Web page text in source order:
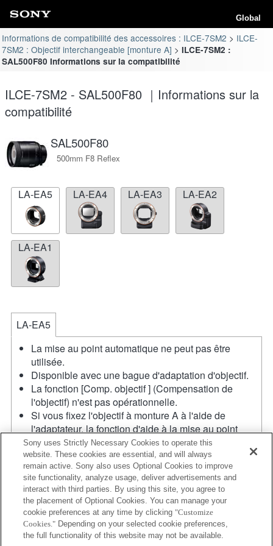
Global
Informations de compatibilité des accessoires : ILCE-7SM2
ILCE-
7SM2 : Objectif interchangeable [monture A]
ILCE-7SM2 :
SAL500F80 Informations sur la compatibilité
ILCE-7SM2 - SAL500F80 ｜Informations sur la
compatibilité
SAL500F80
500mm F8 Reflex
LA-EA5 LA-EA4 LA-EA3 LA-EA2
LA-EA1
LA-EA5
La mise au point automatique ne peut pas être
utilisée.
Disponible avec une bague d'adaptation d'objectif.
La fonction [Comp. objectif ] (Compensation de
l'objectif) n'est pas opérationnelle.
Si vous fixez l'objectif à monture A à l'aide de
l'adaptateur, la fonction d'aide à la mise au point
manuelle ne fonctionne pas automatiquement
lorsque vous tournez la bague de mise au point.
Vous pouvez agrandir l'image en sélectionnant la
fonction [Loupe mise pt] ou [Aide MF] sur n'importe
quelle touche de "Réglag. touche perso".
En modes S (Priorité à l'obturateur) et M (Manuel), la
vitesse d'obturation et l'ouverture peuvent être
réglées pendant l'enregistrement de films.
Sony uses Strictly Necessary Cookies to operate this
website. These cookies are essential, and will always
remain active. Sony also uses Optional Cookies to improve
site functionality, analyze usage, deliver advertisements and
interact with third parties. By using this site, you agree to
the placement of Optional Cookies. You can manage your
cookie preferences at any time by clicking "Customize
Cookies." Depending on your selected cookie preferences,
the full functionality of this website may not be available.